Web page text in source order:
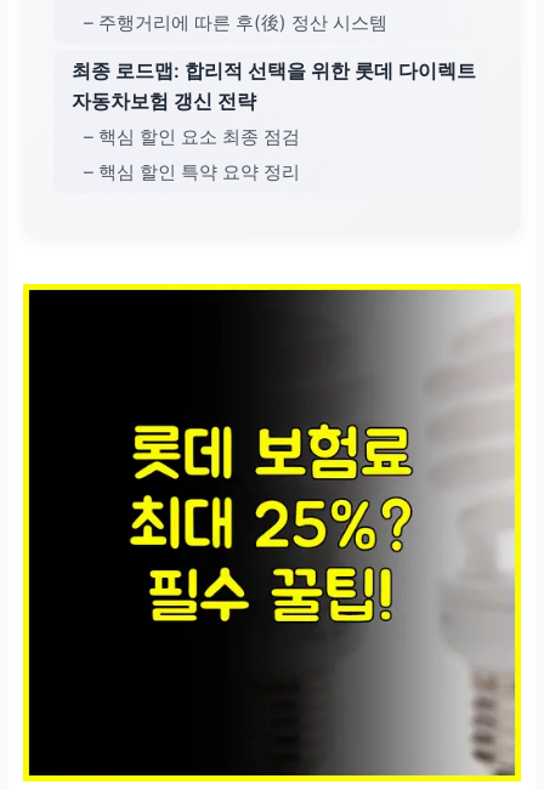
– 주행거리에 따른 후(後) 정산 시스템
최종 로드맵: 합리적 선택을 위한 롯데 다이렉트
자동차보험 갱신 전략
– 핵심 할인 요소 최종 점검
– 핵심 할인 특약 요약 정리